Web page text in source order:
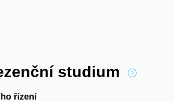
studium
řízení